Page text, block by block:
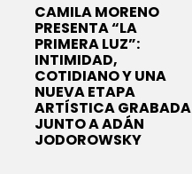
CAMILA MORENO
PRESENTA “LA
PRIMERA LUZ”:
INTIMIDAD,
COTIDIANO Y UNA
NUEVA ETAPA
ARTÍSTICA GRABADA
JUNTO A ADÁN
JODOROWSKY